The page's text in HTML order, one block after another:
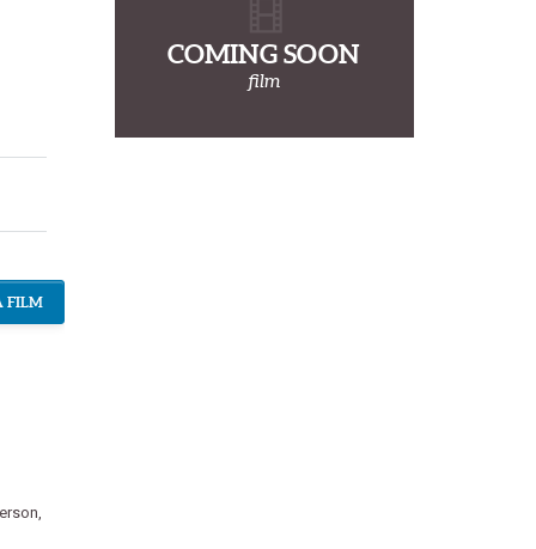
,
FILM
COMING SOON
film